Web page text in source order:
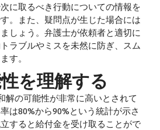
に取るべき行動についての情報を
。また、疑問点が生じた場合には
しょう。弁護士が依頼者と適切に
ラブルやミスを未然に防ぎ、スム
す。
を理解する
の可能性が非常に高いとされて
は80%から90%という統計が示さ
すると給付金を受け取ることがで